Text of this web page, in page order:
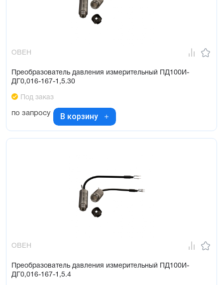
ОВЕН
Преобразователь давления измерительный ПД100И-
ДГ0,016-167-1,5.30
Под заказ
по запросу В корзину
ОВЕН
Преобразователь давления измерительный ПД100И-
ДГ0,016-167-1,5.4